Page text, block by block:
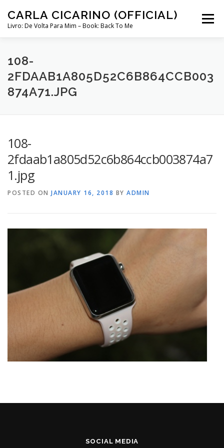
content
CARLA CICARINO (OFFICIAL)
Livro: De Volta Para Mim – Book: Back To Me
Menu
COMPRAR LIVRO “DE VOLTA PARA MIM”
MINHA CONTA
108-
2FDAAB1A805D52C6B864CCB003
874A71.JPG
108-
2fdaab1a805d52c6b864ccb003874a7
1.jpg
POSTED ON JANUARY 16, 2018 BY ADMIN
SOCIAL MEDIA